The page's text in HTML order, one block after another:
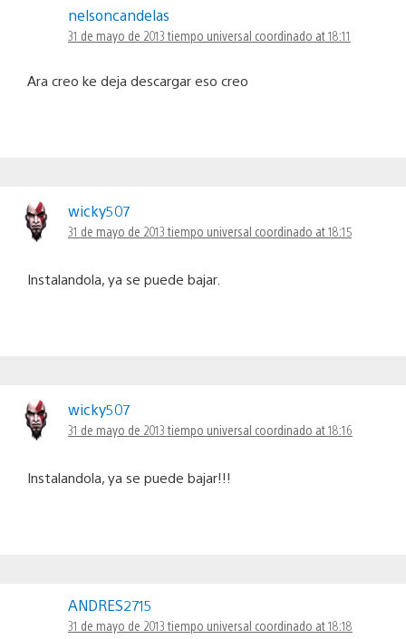
nelsoncandelas
31 de mayo de 2013 tiempo universal coordinado at 18:11
Ara creo ke deja descargar eso creo
wicky507
31 de mayo de 2013 tiempo universal coordinado at 18:15
Instalandola, ya se puede bajar.
wicky507
31 de mayo de 2013 tiempo universal coordinado at 18:16
Instalandola, ya se puede bajar!!!
ANDRES2715
31 de mayo de 2013 tiempo universal coordinado at 18:18